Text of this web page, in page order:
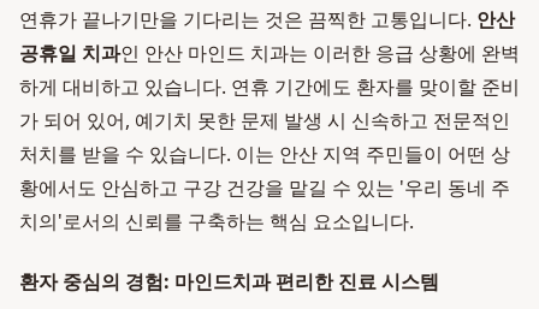
연휴가 끝나기만을 기다리는 것은 끔찍한 고통입니다. 안산
공휴일 치과인 안산 마인드 치과는 이러한 응급 상황에 완벽
하게 대비하고 있습니다. 연휴 기간에도 환자를 맞이할 준비
가 되어 있어, 예기치 못한 문제 발생 시 신속하고 전문적인
처치를 받을 수 있습니다. 이는 안산 지역 주민들이 어떤 상
황에서도 안심하고 구강 건강을 맡길 수 있는 '우리 동네 주
치의'로서의 신뢰를 구축하는 핵심 요소입니다.
환자 중심의 경험: 마인드치과 편리한 진료 시스템